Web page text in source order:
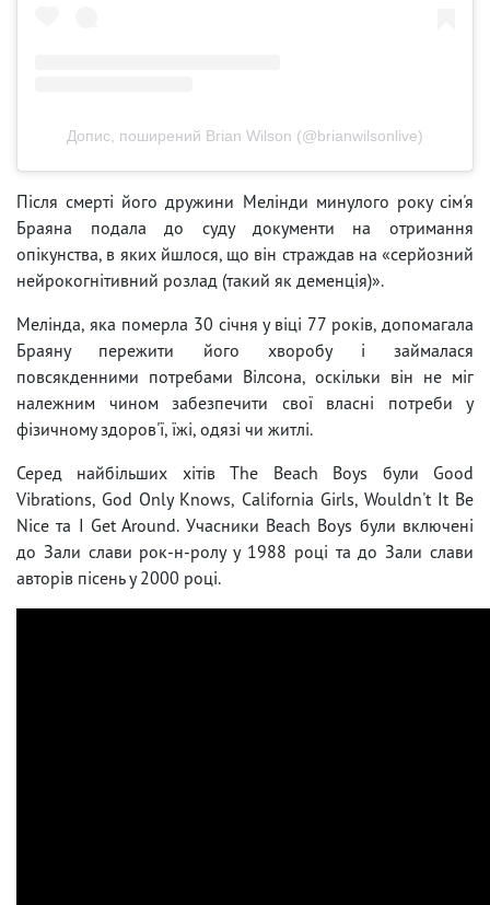
Допис, поширений Brian Wilson (@brianwilsonlive)
Після смерті його дружини Мелінди минулого року сім'я
Браяна подала до суду документи на отримання
опікунства, в яких йшлося, що він страждав на «серйозний
нейрокогнітивний розлад (такий як деменція)».
Мелінда, яка померла 30 січня у віці 77 років, допомагала
Браяну пережити його хворобу і займалася
повсякденними потребами Вілсона, оскільки він не міг
належним чином забезпечити свої власні потреби у
фізичному здоров'ї, їжі, одязі чи житлі.
Серед найбільших хітів The Beach Boys були Good
Vibrations, God Only Knows, California Girls, Wouldn't It Be
Nice та I Get Around. Учасники Beach Boys були включені
до Зали слави рок-н-ролу у 1988 році та до Зали слави
авторів пісень у 2000 році.